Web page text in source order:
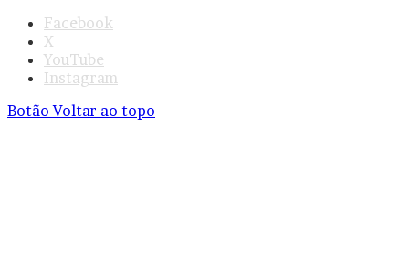
Facebook
X
YouTube
Instagram
Botão Voltar ao topo